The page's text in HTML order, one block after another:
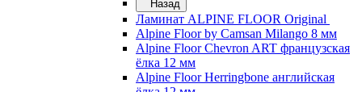
Назад
Ламинат ALPINE FLOOR Original
Alpine Floor by Camsan Milango 8 мм
Alpine Floor Chevron ART французская
ёлка 12 мм
Alpine Floor Herringbone английская